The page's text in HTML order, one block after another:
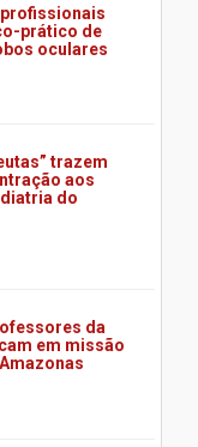
profissionais
prático de
oculares
trazem
aos
do
da
em missão